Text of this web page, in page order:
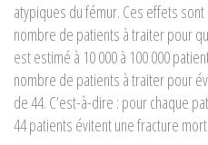
atypiques du fémur. Ces effets
nombre de patients à traiter pour
est estimé à 10 000 à 100 000
nombre de patients à traiter pour
de 44. C’est-à-dire : pour chaque
44 patients évitent une fracture